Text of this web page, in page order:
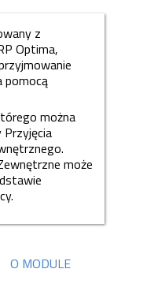
z
Optima,
pomocą
można
może
O MODULE